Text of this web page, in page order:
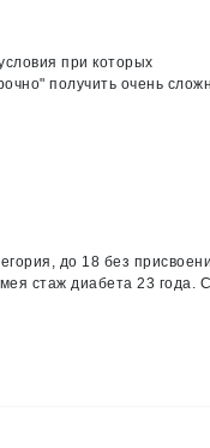
при которых
получить очень
до 18 без
стаж диабета 23 года.